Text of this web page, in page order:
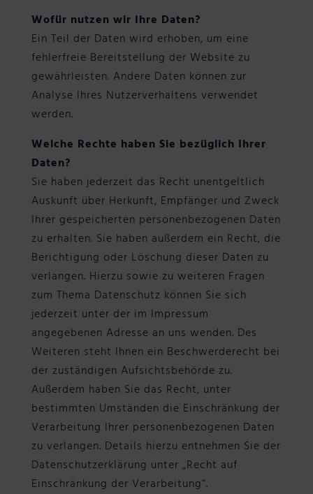
Wofür nutzen wir Ihre Daten?
Ein Teil der Daten wird erhoben, um eine
fehlerfreie Bereitstellung der Website zu
gewährleisten. Andere Daten können zur
Analyse Ihres Nutzerverhaltens verwendet
werden.
Welche Rechte haben Sie bezüglich Ihrer
Daten?
Sie haben jederzeit das Recht unentgeltlich
Auskunft über Herkunft, Empfänger und Zweck
Ihrer gespeicherten personenbezogenen Daten
zu erhalten. Sie haben außerdem ein Recht, die
Berichtigung oder Löschung dieser Daten zu
verlangen. Hierzu sowie zu weiteren Fragen
zum Thema Datenschutz können Sie sich
jederzeit unter der im Impressum
angegebenen Adresse an uns wenden. Des
Weiteren steht Ihnen ein Beschwerderecht bei
der zuständigen Aufsichtsbehörde zu.
Außerdem haben Sie das Recht, unter
bestimmten Umständen die Einschränkung der
Verarbeitung Ihrer personenbezogenen Daten
zu verlangen. Details hierzu entnehmen Sie der
Datenschutzerklärung unter „Recht auf
Einschränkung der Verarbeitung“.